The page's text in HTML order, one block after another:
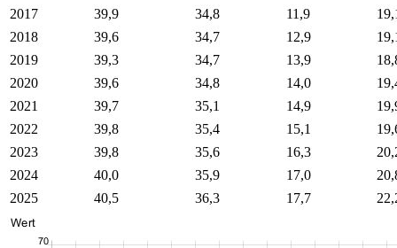
2017
39,9 34,8 11,9
2018
39,6 34,7 12,9
2019
39,3 34,7 13,9
2020
39,6 34,8 14,0
2021
39,7 35,1 14,9
2022
39,8 35,4 15,1
2023
39,8 35,6 16,3
2024
40,0 35,9 17,0
2025
40,5 36,3 17,7